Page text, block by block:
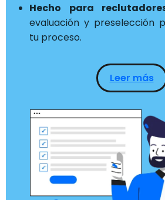
Hecho para
evaluación y preselección
tu proceso.
Leer más